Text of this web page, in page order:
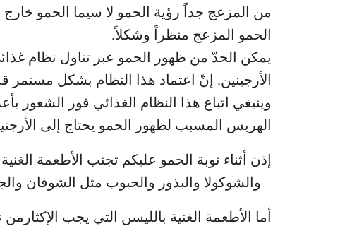
من المزعج جداً رؤية الحمو لا سيما الحمو
الحمو المزعج منظراً وشكلاً.
يمكن الحدّ من ظهور الحمو عبر تناول نظام
الأرجينين. إنّ اعتماد هذا النظام بشكل
وينبغي اتباع هذا النظام الغذائي فور
الهربس المسبب لظهور الحمو يحتاج إلى
إذن أثناء نوبة الحمو عليكم تجنب الأطعمة
– والشوكولا والبذور والحبوب مثل الشوفان
أما الأطعمة الغنية بالليسن التي يجب